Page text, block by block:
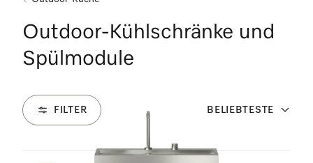
Outdoor-Kühlschränke und
Spülmodule
FILTER BELIEBTESTE